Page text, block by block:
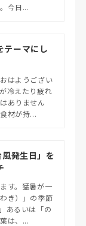
今日...
テーマにし
はようござい
冷えたり疲れ
ありません
材が持...
風発生日」を
す。猛暑が一
き）」の季節
あるいは「の
は、...